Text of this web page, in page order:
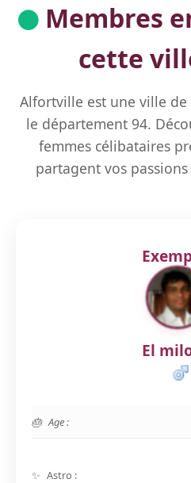
Membres
cette
Alfortville est une ville
le département 94.
femmes célibataires
partagent vos
El
Age :
Astro :